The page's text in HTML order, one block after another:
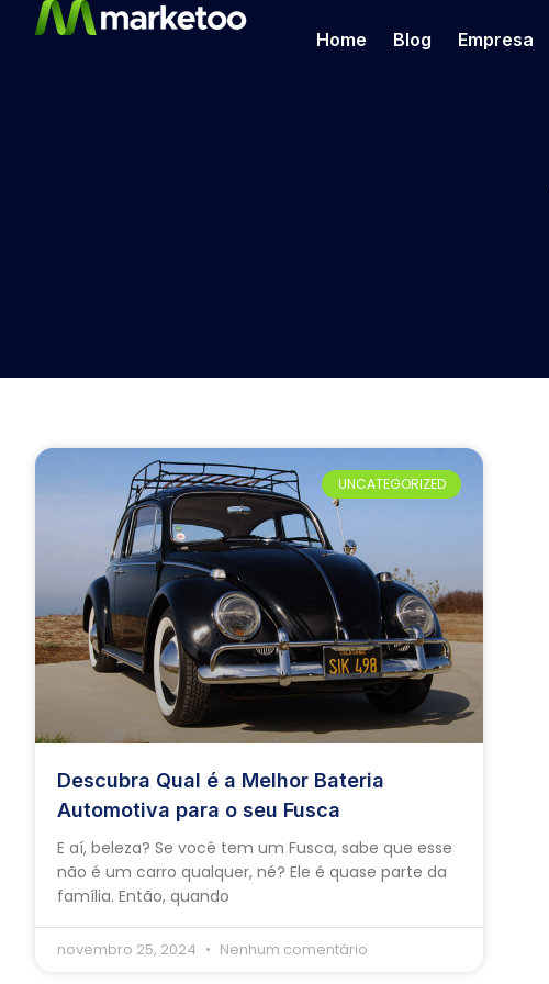
Home Blog Empresa
UNCATEGORIZED
Descubra Qual é a Melhor Bateria
Automotiva para o seu Fusca
E aí, beleza? Se você tem um Fusca, sabe que esse
não é um carro qualquer, né? Ele é quase parte da
família. Então, quando
novembro 25, 2024 Nenhum comentário